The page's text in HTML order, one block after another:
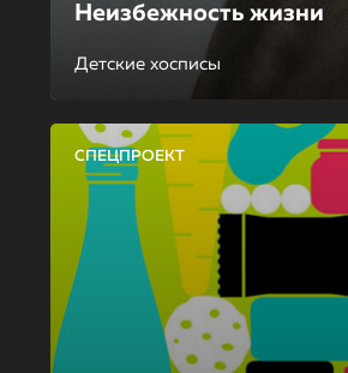
Неизбежность жизни
Детские хосписы
СПЕЦПРОЕКТ